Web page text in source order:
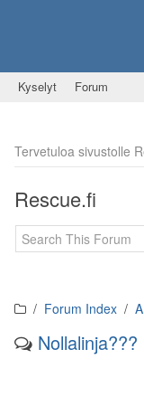
Kyselyt Forum
Tervetuloa sivustolle
Rescue.fi
Forum Index
Nollalinja???